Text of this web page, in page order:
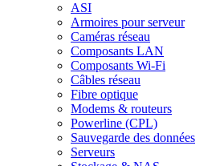
ASI
Armoires pour serveur
Caméras réseau
Composants LAN
Composants Wi-Fi
Câbles réseau
Fibre optique
Modems & routeurs
Powerline (CPL)
Sauvegarde des données
Serveurs